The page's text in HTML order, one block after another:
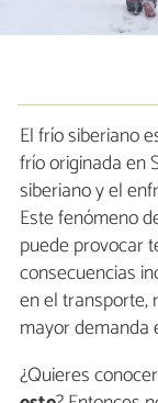
El frío siberiano
frío originada en
siberiano y el
Este fenómeno
puede provocar
consecuencias
en el transporte,
mayor demanda
¿Quieres